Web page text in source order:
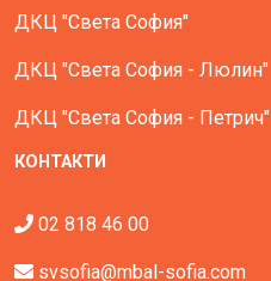
ДКЦ "Света София"
ДКЦ "Света София - Люлин"
ДКЦ "Света София - Петрич"
КОНТАКТИ
02 818 46 00
svsofia@mbal-sofia.com